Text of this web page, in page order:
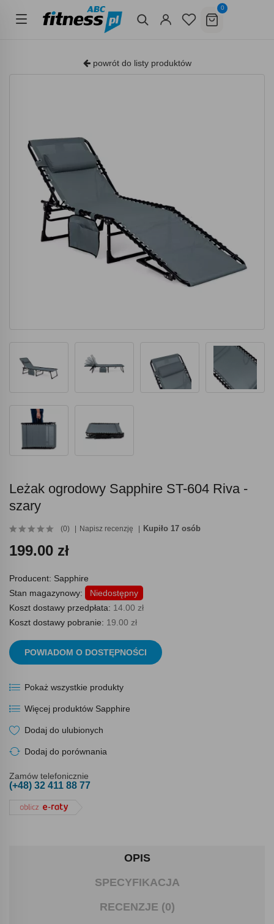
0
powrót do listy produktów
Leżak ogrodowy Sapphire ST-604 Riva -
szary
(0) Napisz recenzję Kupiło 17 osób
199.00 zł
Producent: Sapphire
Stan magazynowy:
Niedostępny
Koszt dostawy przedpłata: 14.00 zł
Koszt dostawy pobranie: 19.00 zł
POWIADOM O DOSTĘPNOŚCI
Pokaż wszystkie produkty
Więcej produktów Sapphire
Dodaj do ulubionych
Dodaj do porównania
Zamów telefonicznie
(+48) 32 411 88 77
OPIS
SPECYFIKACJA
RECENZJE (0)